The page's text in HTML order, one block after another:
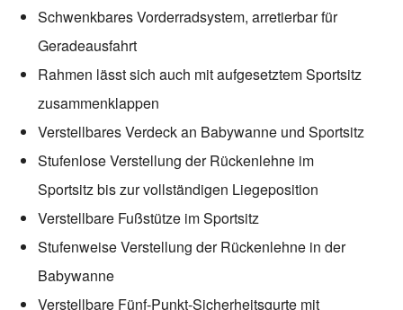
Schwenkbares Vorderradsystem, arretierbar für
Geradeausfahrt
Rahmen lässt sich auch mit aufgesetztem Sportsitz
zusammenklappen
Verstellbares Verdeck an Babywanne und Sportsitz
Stufenlose Verstellung der Rückenlehne im
Sportsitz bis zur vollständigen Liegeposition
Verstellbare Fußstütze im Sportsitz
Stufenweise Verstellung der Rückenlehne in der
Babywanne
Verstellbare Fünf-Punkt-Sicherheitsgurte mit